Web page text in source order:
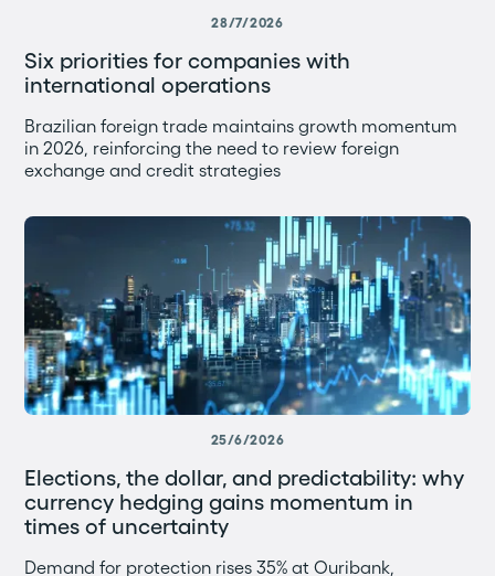
28/7/2026
Six priorities for companies with
international operations
Brazilian foreign trade maintains growth momentum
in 2026, reinforcing the need to review foreign
exchange and credit strategies
25/6/2026
Elections, the dollar, and predictability: why
currency hedging gains momentum in
times of uncertainty
Demand for protection rises 35% at Ouribank,